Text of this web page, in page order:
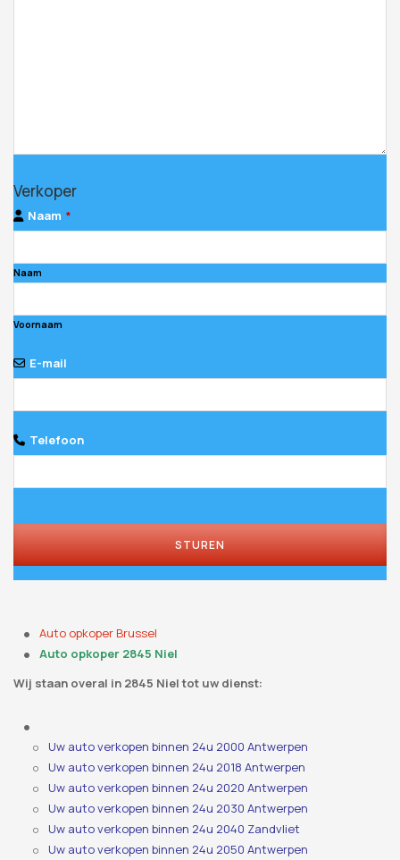
Verkoper
Naam *
Naam
Voornaam
E-mail
Telefoon
STUREN
Auto opkoper Brussel
Auto opkoper 2845 Niel
Wij staan ​​overal in 2845 Niel tot uw dienst:
Uw auto verkopen binnen 24u 2000 Antwerpen
Uw auto verkopen binnen 24u 2018 Antwerpen
Uw auto verkopen binnen 24u 2020 Antwerpen
Uw auto verkopen binnen 24u 2030 Antwerpen
Uw auto verkopen binnen 24u 2040 Zandvliet
Uw auto verkopen binnen 24u 2050 Antwerpen